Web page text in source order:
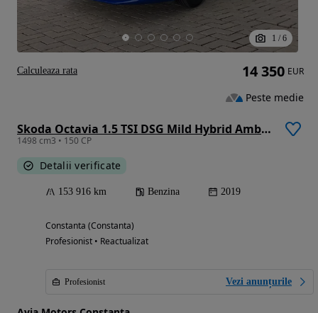
1 / 6
Skoda Octavia 1.5 TSI DSG Mild Hybrid Ambition
1498 cm3 • 150 CP
Detalii verificate
153 916 km Benzina 2019
Constanta (Constanta)
Profesionist • Reactualizat
Profesionist Vezi anunțurile
14 350 EUR
Peste medie
Calculeaza rata